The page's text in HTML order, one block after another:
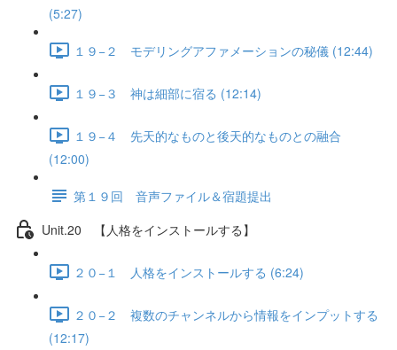
(5:27)
１９−２ モデリングアファメーションの秘儀 (12:44)
１９−３ 神は細部に宿る (12:14)
１９−４ 先天的なものと後天的なものとの融合
(12:00)
第１９回 音声ファイル＆宿題提出
Unit.20 【人格をインストールする】
２０−１ 人格をインストールする (6:24)
２０−２ 複数のチャンネルから情報をインプットする
(12:17)